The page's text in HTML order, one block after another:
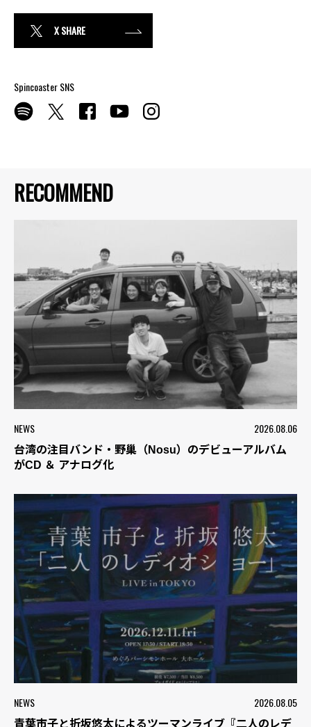
RECOMMEND
NEWS 2026.08.06
台湾の注目バンド・野巢（Nosu）のデビューアルバム
がCD ＆ アナログ化
NEWS 2026.08.05
青葉市子と折坂悠太によるツーマンライブ『二人のレデ
X SHARE
Spincoaster SNS